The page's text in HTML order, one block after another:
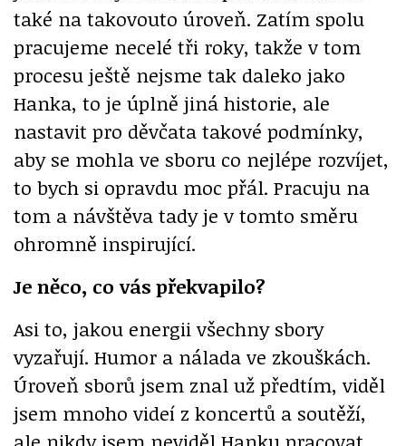
také na takovouto úroveň. Zatím spolu
pracujeme necelé tři roky, takže v tom
procesu ještě nejsme tak daleko jako
Hanka, to je úplně jiná historie, ale
nastavit pro děvčata takové podmínky,
aby se mohla ve sboru co nejlépe rozvíjet,
to bych si opravdu moc přál. Pracuju na
tom a návštěva tady je v tomto směru
ohromně inspirující.
Je něco, co vás překvapilo?
Asi to, jakou energii všechny sbory
vyzařují. Humor a nálada ve zkouškách.
Úroveň sborů jsem znal už předtím, viděl
jsem mnoho videí z koncertů a soutěží,